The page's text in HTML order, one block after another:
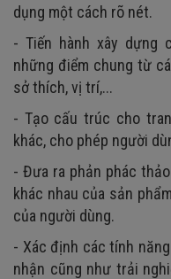
dụng một cách rõ nét.
- Tiến hành xây dựng
những điểm chung từ
sở thích, vị trí,...
- Tạo cấu trúc cho
khác, cho phép người
- Đưa ra phản phác
khác nhau của sản
của người dùng.
- Xác định các tính
nhận cũng như trải